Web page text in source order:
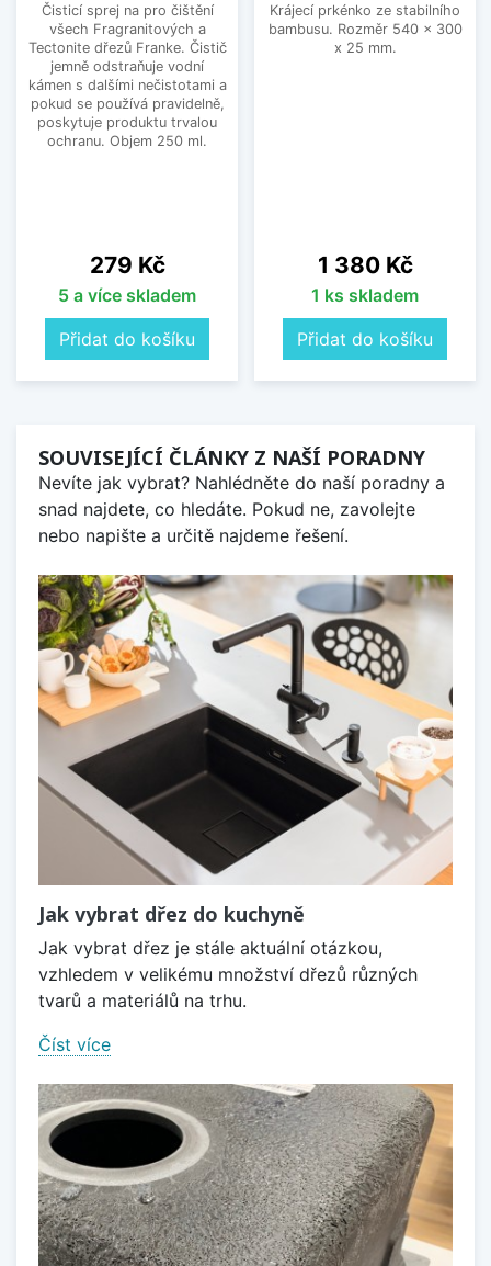
Čisticí sprej na pro čištění
všech Fragranitových a
Tectonite dřezů Franke. Čistič
jemně odstraňuje vodní
kámen s dalšími nečistotami a
pokud se používá pravidelně,
poskytuje produktu trvalou
ochranu. Objem 250 ml.
Cena
279 Kč
5 a více skladem
Přidat do košíku
Krájecí prkénko ze stabilního
bambusu. Rozměr 540 x 300
x 25 mm.
Cena
1 380 Kč
1 ks skladem
Přidat do košíku
SOUVISEJÍCÍ ČLÁNKY Z NAŠÍ PORADNY
Nevíte jak vybrat? Nahlédněte do naší poradny a
snad najdete, co hledáte. Pokud ne, zavolejte
nebo napište a určitě najdeme řešení.
Jak vybrat dřez do kuchyně
Jak vybrat dřez je stále aktuální otázkou,
vzhledem v velikému množství dřezů různých
tvarů a materiálů na trhu.
Číst více